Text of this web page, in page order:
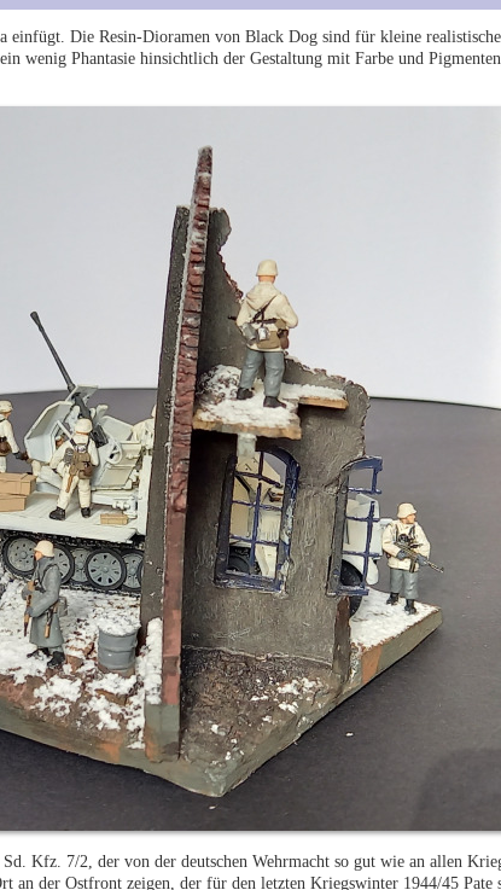
Die Resin-Dioramen von Black Dog sind für kleine
wenig Phantasie hinsichtlich der Gestaltung mit Farbe und
Kfz. 7/2, der von der deutschen Wehrmacht so gut wie an allen
an der Ostfront zeigen, der für den letzten Kriegswinter 1944/45 Pate